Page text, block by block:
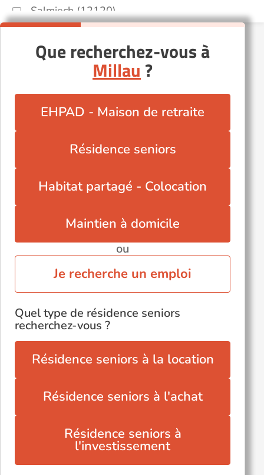
Salmiech (12120)
Villefranche-de-Rouergue (12200)
Que recherchez-vous à
Millau ?
EHPAD - Maison de retraite
Résidence seniors
Habitat partagé - Colocation
Maintien à domicile
ou
Je recherche un emploi
Quel type de résidence seniors
recherchez-vous ?
Résidence seniors à la location
Résidence seniors à l'achat
Résidence seniors à
l'investissement